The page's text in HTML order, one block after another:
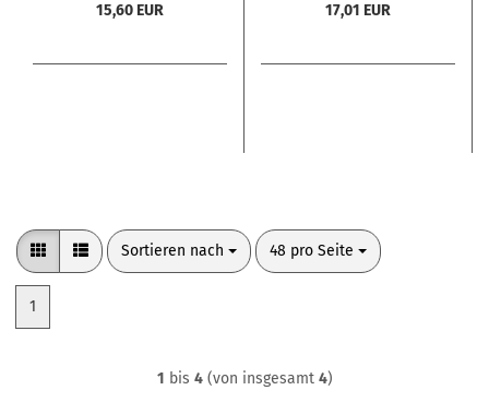
15,60 EUR 17,01 EUR
Sortieren nach
Sortieren nach 48 pro Seite
pro Seite
1
1 bis 4(von insgesamt 4)